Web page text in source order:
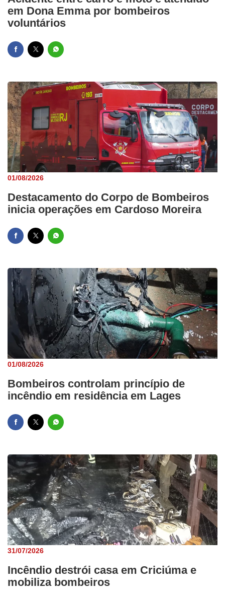
em Dona Emma por bombeiros
voluntários
01/08/2026
Destacamento do Corpo de Bombeiros
inicia operações em Cardoso Moreira
01/08/2026
Bombeiros controlam princípio de
incêndio em residência em Lages
31/07/2026
Incêndio destrói casa em Criciúma e
mobiliza bombeiros